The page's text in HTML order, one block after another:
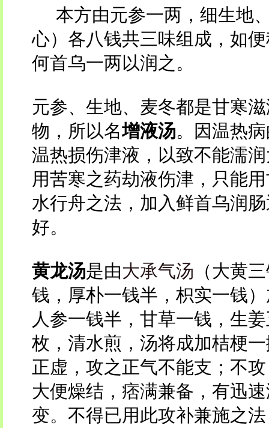
本方由元参一两，细生地
心）各八钱共三味组成，如
何首乌一两以润之。
元参、生地、麦冬都是甘寒
物，所以名增液汤。因温热
温热损伤津液，以致不能濡
用苦寒之药劫液伤津，只能
水行舟之法，加入鲜首乌润
好。
黄龙汤是由大承气汤 （大黄
钱，厚朴一钱半，枳实一钱
人参一钱半，甘草一钱，生
枚，清水煎，汤将成加桔梗
正虚，攻之正气不能支；不
大便燥结，痞满兼备，有迅
变。不得已用此攻补兼施之